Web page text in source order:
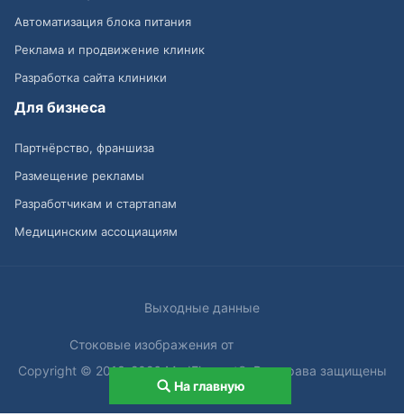
Автоматизация блока питания
Реклама и продвижение клиник
Разработка сайта клиники
Для бизнеса
Партнёрство, франшиза
Размещение рекламы
Разработчикам и стартапам
Медицинским ассоциациям
Выходные данные
Стоковые изображения от
Copyright © 2013-2026 MedElement®. Все права защищены
18+
На главную